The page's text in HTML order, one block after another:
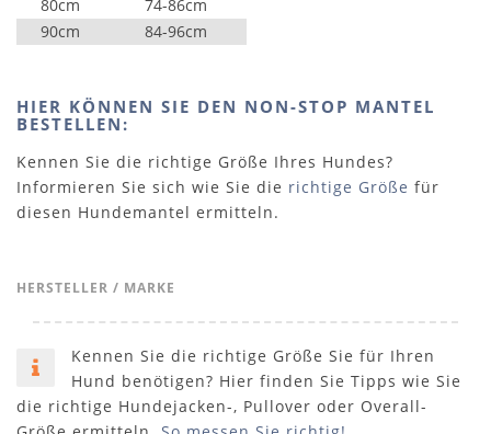
80cm
74-86cm
90cm
84-96cm
HIER KÖNNEN SIE DEN NON-STOP MANTEL
BESTELLEN:
Kennen Sie die richtige Größe Ihres Hundes?
Informieren Sie sich wie Sie die richtige Größe für
diesen Hundemantel ermitteln.
HERSTELLER / MARKE
Kennen Sie die richtige Größe Sie für Ihren
Hund benötigen? Hier finden Sie Tipps wie Sie
die richtige Hundejacken-, Pullover oder Overall-